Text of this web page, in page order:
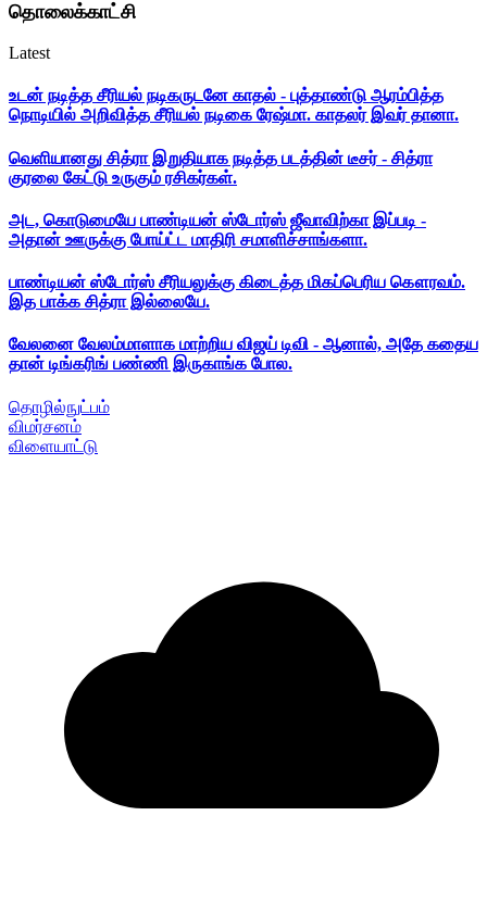
தொலைக்காட்சி
Latest
உடன் நடித்த சீரியல் நடிகருடனே காதல் - புத்தாண்டு ஆரம்பித்த
நொடியில் அறிவித்த சீரியல் நடிகை ரேஷ்மா. காதலர் இவர் தானா.
வெளியானது சித்ரா இறுதியாக நடித்த படத்தின் டீசர் - சித்ரா
குரலை கேட்டு உருகும் ரசிகர்கள்.
அட, கொடுமையே பாண்டியன் ஸ்டோர்ஸ் ஜீவாவிற்கா இப்படி -
அதான் ஊருக்கு போய்ட்ட மாதிரி சமாளிச்சாங்களா.
பாண்டியன் ஸ்டோர்ஸ் சீரியலுக்கு கிடைத்த மிகப்பெரிய கௌரவம்.
இத பாக்க சித்ரா இல்லையே.
வேலனை வேலம்மாளாக மாற்றிய விஜய் டிவி - ஆனால், அதே கதைய
தான் டிங்கரிங் பண்ணி இருகாங்க போல.
தொழில்நுட்பம்
விமர்சனம்
விளையாட்டு